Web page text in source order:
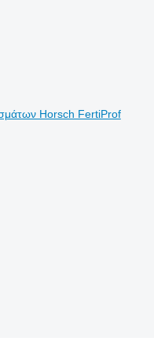
Horsch FertiProf